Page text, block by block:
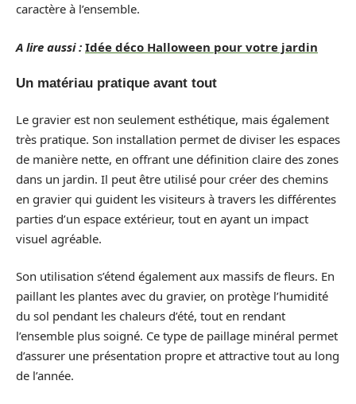
caractère à l’ensemble.
A lire aussi : Idée déco Halloween pour votre jardin
Un matériau pratique avant tout
Le gravier est non seulement esthétique, mais également
très pratique. Son installation permet de diviser les espaces
de manière nette, en offrant une définition claire des zones
dans un jardin. Il peut être utilisé pour créer des chemins
en gravier qui guident les visiteurs à travers les différentes
parties d’un espace extérieur, tout en ayant un impact
visuel agréable.
Son utilisation s’étend également aux massifs de fleurs. En
paillant les plantes avec du gravier, on protège l’humidité
du sol pendant les chaleurs d’été, tout en rendant
l’ensemble plus soigné. Ce type de paillage minéral permet
d’assurer une présentation propre et attractive tout au long
de l’année.